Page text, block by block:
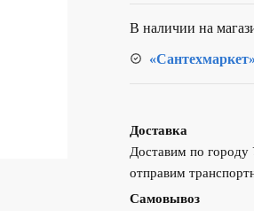
VM58011,
метр)
В наличии на
Доставка
Доставим по
отправим
Самовывоз